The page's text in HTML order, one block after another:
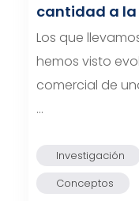
cantidad a
Los que
hemos visto
comercial de
…
Investigación
Conceptos